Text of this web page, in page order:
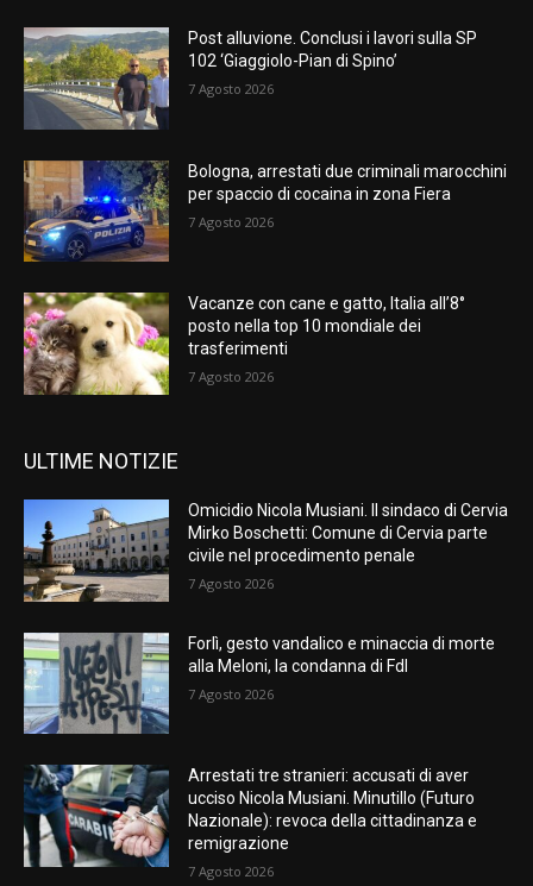
Post alluvione. Conclusi i lavori sulla SP
102 ‘Giaggiolo-Pian di Spino’
7 Agosto 2026
Bologna, arrestati due criminali marocchini
per spaccio di cocaina in zona Fiera
7 Agosto 2026
Vacanze con cane e gatto, Italia all’8°
posto nella top 10 mondiale dei
trasferimenti
7 Agosto 2026
ULTIME NOTIZIE
Omicidio Nicola Musiani. Il sindaco di Cervia
Mirko Boschetti: Comune di Cervia parte
civile nel procedimento penale
7 Agosto 2026
Forlì, gesto vandalico e minaccia di morte
alla Meloni, la condanna di FdI
7 Agosto 2026
Arrestati tre stranieri: accusati di aver
ucciso Nicola Musiani. Minutillo (Futuro
Nazionale): revoca della cittadinanza e
remigrazione
7 Agosto 2026